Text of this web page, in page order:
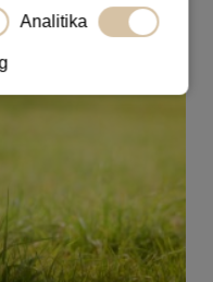
Analitika